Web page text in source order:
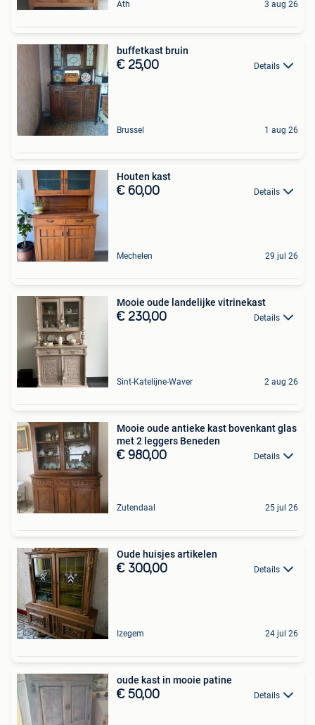
Ath 3 aug 26
buffetkast bruin
€ 25,00 Details
Brussel 1 aug 26
Houten kast
€ 60,00 Details
Mechelen 29 jul 26
Mooie oude landelijke vitrinekast
€ 230,00 Details
Sint-Katelijne-Waver 2 aug 26
Mooie oude antieke kast bovenkant glas
met 2 leggers Beneden
€ 980,00 Details
Zutendaal 25 jul 26
Oude huisjes artikelen
€ 300,00 Details
Izegem 24 jul 26
oude kast in mooie patine
€ 50,00 Details